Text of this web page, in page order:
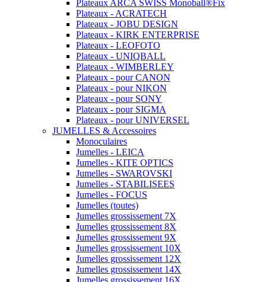
Plateaux ARCA SWISS Monoball®Fix
Plateaux - ACRATECH
Plateaux - JOBU DESIGN
Plateaux - KIRK ENTERPRISE
Plateaux - LEOFOTO
Plateaux - UNIQBALL
Plateaux - WIMBERLEY
Plateaux - pour CANON
Plateaux - pour NIKON
Plateaux - pour SONY
Plateaux - pour SIGMA
Plateaux - pour UNIVERSEL
JUMELLES & Accessoires
Monoculaires
Jumelles - LEICA
Jumelles - KITE OPTICS
Jumelles - SWAROVSKI
Jumelles - STABILISEES
Jumelles - FOCUS
Jumelles (toutes)
Jumelles grossissement 7X
Jumelles grossissement 8X
Jumelles grossissement 9X
Jumelles grossissement 10X
Jumelles grossissement 12X
Jumelles grossissement 14X
Jumelles grossissement 16X